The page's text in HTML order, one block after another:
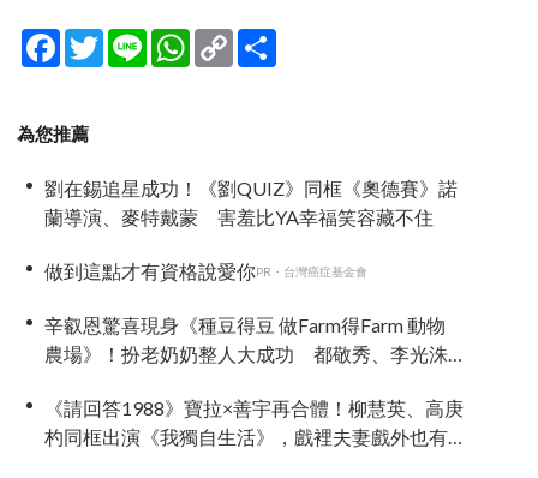
Facebook
TwitterLine WhatsApp
Copy
Link
為您推薦
劉在錫追星成功！《劉QUIZ》同框《奧德賽》諾
蘭導演、麥特戴蒙 害羞比YA幸福笑容藏不住
做到這點才有資格說愛你PR・台灣癌症基金會
辛叡恩驚喜現身《種豆得豆 做Farm得Farm 動物
農場》！扮老奶奶整人大成功 都敬秀、李光洙
《請回答1988》寶拉×善宇再合體！柳慧英、高庚
杓同框出演《我獨自生活》，戲裡夫妻戲外也有